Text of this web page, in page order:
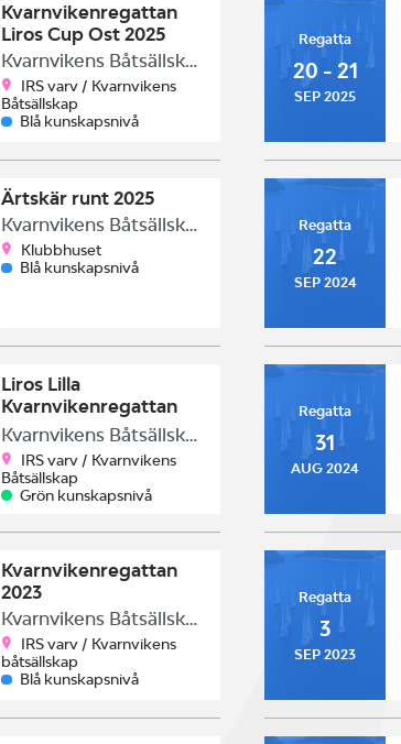
Kvarnvikenregattan
Liros Cup Ost 2025
Kvarnvikens Båtsällskap
IRS varv / Kvarnvikens
Båtsällskap
Blå kunskapsnivå
Regatta
20 - 21
SEP 2025
Ärtskär runt 2025
Kvarnvikens Båtsällskap
Klubbhuset
Blå kunskapsnivå
Regatta
22
SEP 2024
Liros Lilla
Kvarnvikenregattan
2024
Kvarnvikens Båtsällskap
IRS varv / Kvarnvikens
Båtsällskap
Grön kunskapsnivå
Regatta
31
AUG 2024
Kvarnvikenregattan
2023
Kvarnvikens Båtsällskap
IRS varv / Kvarnvikens
båtsällskap
Blå kunskapsnivå
Regatta
3
SEP 2023